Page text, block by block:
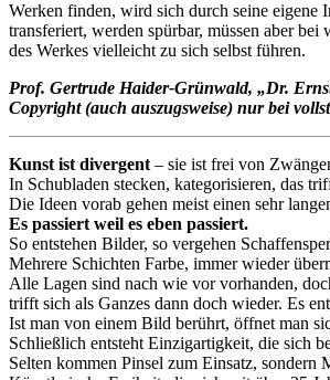
Werken finden, wird sich durch seine eigene
transferiert, werden spürbar, müssen aber
des Werkes vielleicht zu sich selbst führen.
Prof. Gertrude Haider-Grünwald, „Dr.
Copyright (auch auszugsweise) nur bei
Kunst ist divergent – sie ist frei von
In Schubladen stecken, kategorisieren, das
Die Ideen vorab gehen meist einen sehr
Es passiert weil es eben passiert.
So entstehen Bilder, so vergehen
Mehrere Schichten Farbe, immer wieder
Alle Lagen sind nach wie vor vorhanden,
trifft sich als Ganzes dann doch wieder. Es
Ist man von einem Bild berührt, öffnet man
Schließlich entsteht Einzigartigkeit, die sich
Selten kommen Pinsel zum Einsatz, sondern